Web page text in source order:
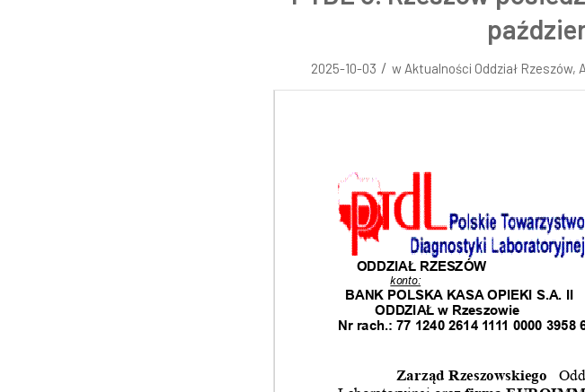
2025-10-03 / w Aktualności Oddział Rzeszów,